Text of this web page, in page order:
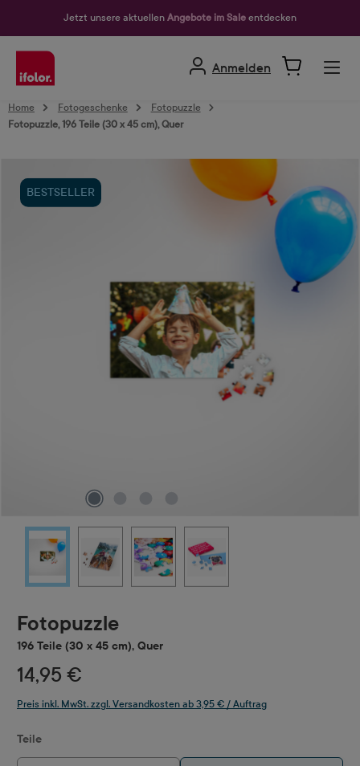
Jetzt unsere aktuellen Angebote im Sale entdecken
Anmelden
Home Fotogeschenke
Fotopuzzle
Fotopuzzle, 196 Teile (30 x 45 cm), Quer
BESTSELLER
Fotopuzzle
196 Teile (30 x 45 cm), Quer
14,95 €
Preis inkl. MwSt. zzgl. Versandkosten ab 3,95 € / Auftrag
Teileauswählen